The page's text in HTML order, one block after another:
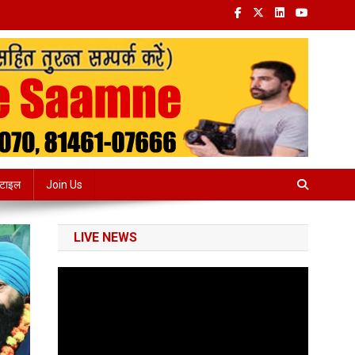
Join Us
LIVE NEWS